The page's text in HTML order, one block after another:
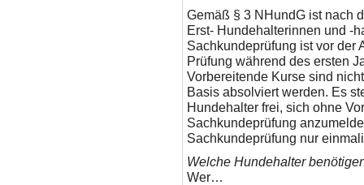
Gemäß § 3 NHundG ist nach
Erst- Hundehalterinnen und -
Sachkundeprüfung ist vor der
Prüfung während des ersten
Vorbereitende Kurse sind
Basis absolviert werden. Es
Hundehalter frei, sich ohne
Sachkundeprüfung
Sachkundeprüfung nur
Welche Hundehalter
Wer…